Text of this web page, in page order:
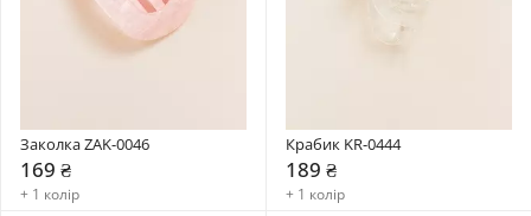
Заколка ZAK-0046
169 ₴
+ 1 колір
Крабик KR-0444
189 ₴
+ 1 колір